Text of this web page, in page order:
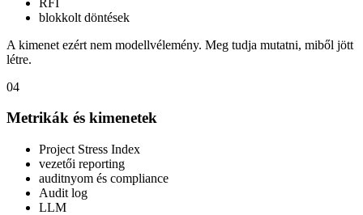
blokkolt döntések
A kimenet ezért nem modellvélemény. Meg tudja mutatni, miből jött
létre.
04
Metrikák és kimenetek
Project Stress Index
vezetői reporting
auditnyom és compliance
Audit log
LLM